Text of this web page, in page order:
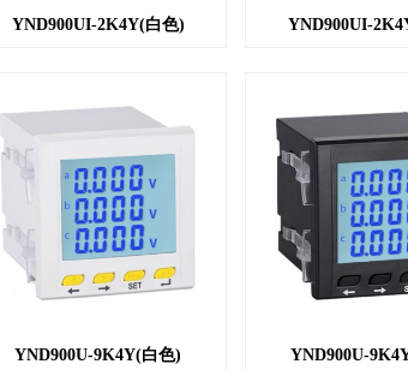
YND900UI-2K4Y(白色) YND900UI-
YND900U-9K4Y(白色) YND900U-